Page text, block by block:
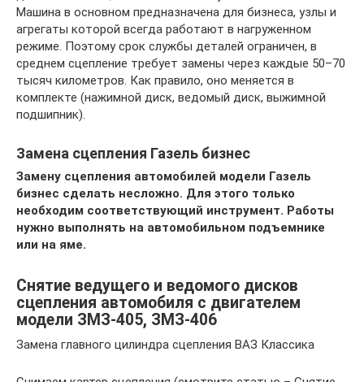
Машина в основном предназначена для бизнеса, узлы и
агрегаты которой всегда работают в нагруженном
режиме. Поэтому срок службы деталей ограничен, в
среднем сцепление требует замены через каждые 50–70
тысяч километров. Как правило, оно меняется в
комплекте (нажимной диск, ведомый диск, выжимной
подшипник).
Замена сцепления Газель бизнес
Замену сцепления автомобилей модели Газель
бизнес сделать несложно. Для этого только
необходим соответствующий инструмент. Работы
нужно выполнять на автомобильном подъемнике
или на яме.
Снятие ведущего и ведомого дисков
сцепления автомобиля с двигателем
модели ЗМЗ-405, ЗМЗ-406
Замена главного цилиндра сцепления ВАЗ Классика